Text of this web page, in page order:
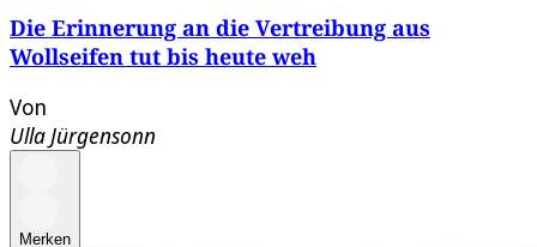
Die Erinnerung an die Vertreibung aus
Wollseifen tut bis heute weh
Von
Ulla Jürgensonn
Merken